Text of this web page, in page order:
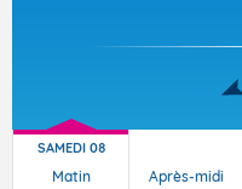
SAMEDI 08
Matin Après-midi